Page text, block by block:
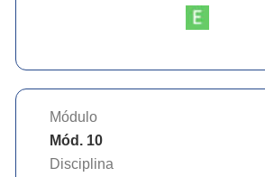
Módulo
Mód. 10
Disciplina